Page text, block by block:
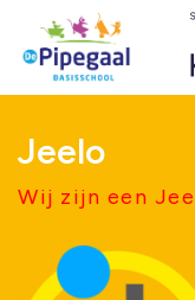
Jeelo
Wij zijn een